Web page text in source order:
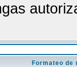
Formateo de